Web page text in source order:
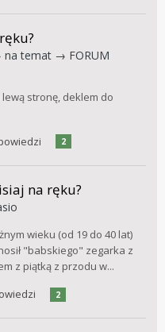
na temat → FORUM
stronę, deklem do
2
na ręku?
wieku (od 19 do 40 lat)
"babskiego" zegarka z
z piątką z przodu w...
2